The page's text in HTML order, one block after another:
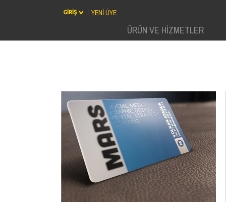
ÜRÜN VE HİZMETLER
YENİ ÜYE